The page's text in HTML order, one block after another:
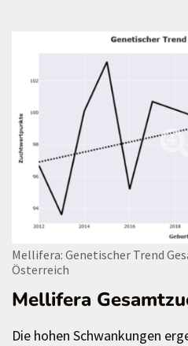
Mellifera: Genetischer Trend
Österreich
Mellifera
Die hohen Schwankungen